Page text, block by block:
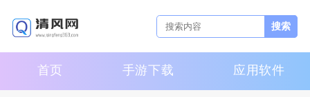
搜索
首页 手游下载 应用软件